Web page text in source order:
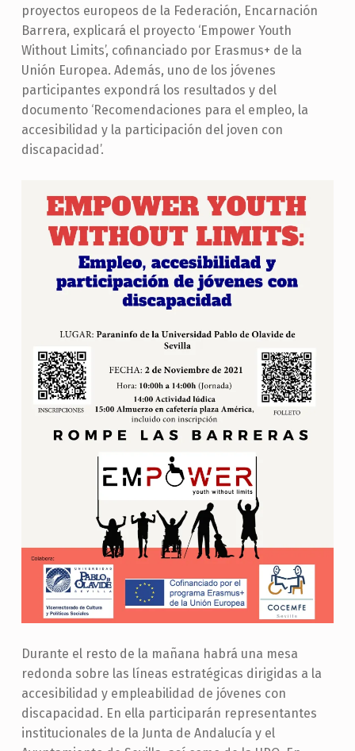
proyectos europeos de la Federación, Encarnación
Barrera, explicará el proyecto ‘Empower Youth
Without Limits’, cofinanciado por Erasmus+ de la
Unión Europea. Además, uno de los jóvenes
participantes expondrá los resultados y del
documento ‘Recomendaciones para el empleo, la
accesibilidad y la participación del joven con
discapacidad’.
Durante el resto de la mañana habrá una mesa
redonda sobre las líneas estratégicas dirigidas a la
accesibilidad y empleabilidad de jóvenes con
discapacidad. En ella participarán representantes
institucionales de la Junta de Andalucía y el